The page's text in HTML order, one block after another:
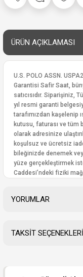
ÜRÜN AÇIKLAMASI
U.S. POLO ASSN.
Garantisi Safir Saat,
satıcısıdır. Siparişiniz,
yıl resmi garanti
tarafımızdan kaşelenip
kutusu, faturası ve tüm
olarak adresinize
koşulsuz ve ücretsiz
bileğinizde denemek
yüze gerçekleştirmek
Caddesi’ndeki fiziki
YORUMLAR
TAKSİT SEÇENEKLERİ